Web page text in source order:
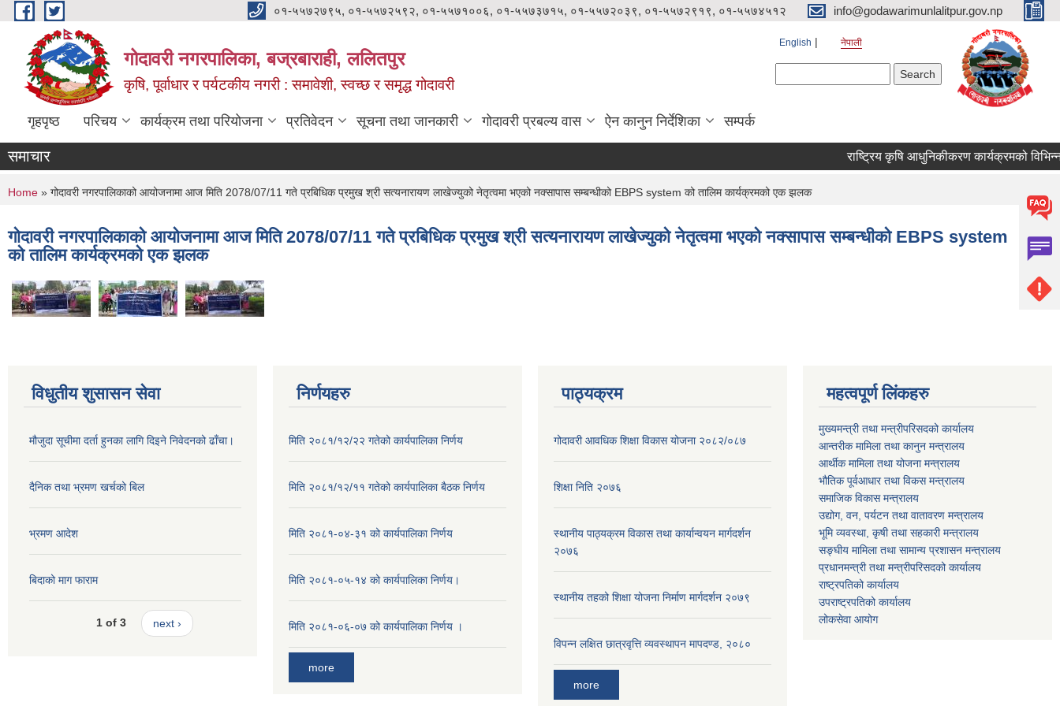
Skip to main content ०१-५५७२७९५, ०१-५५७२५९२, ०१-५५७१००६, ०१-५५७३७१५, ०१-५५७२०३९, ०१-५५७२९१९, ०१-५५७४५१२ info@godawarimunlalitpur.gov.np
गोदावरी नगरपालिका, बज्रबाराही, ललितपुर
कृषि, पूर्वाधार र पर्यटकीय नगरी : समावेशी, स्वच्छ र समृद्ध गोदावरी
English नेपाली
गृहपृष्ठ परिचय कार्यक्रम तथा परियोजना प्रतिवेदन सूचना तथा जानकारी गोदावरी प्रबल्य वास ऐन कानुन निर्देशिका सम्पर्क
समाचार
You are here
Home » गोदावरी नगरपालिकाको आयोजनामा आज मिति 2078/07/11 गते प्रबिधिक प्रमुख श्री सत्यनारायण लाखेज्युको नेतृत्वमा भएको नक्सापास सम्बन्धीको EBPS system को तालिम कार्यक्रमको एक झलक
गोदावरी नगरपालिकाको आयोजनामा आज मिति 2078/07/11 गते प्रबिधिक प्रमुख श्री सत्यनारायण लाखेज्युको नेतृत्वमा भएको नक्सापास सम्बन्धीको EBPS system
को तालिम कार्यक्रमको एक झलक
विधुतीय शुसासन सेवा
मौजुदा सूचीमा दर्ता हुनका लागि दिइने निवेदनको ढाँचा।
दैनिक तथा भ्रमण खर्चको बिल
भ्रमण आदेश
बिदाको माग फाराम
1 of 3 next ›
निर्णयहरु
मिति २०८१/१२/२२ गतेको कार्यपालिका निर्णय
मिति २०८१/१२/११ गतेको कार्यपालिका बैठक निर्णय
मिति २०८१-०४-३१ को कार्यपालिका निर्णय
मिति २०८१-०५-१४ को कार्यपालिका निर्णय।
मिति २०८१-०६-०७ को कार्यपालिका निर्णय ।
more
पाठ्यक्रम
गोदावरी आवधिक शिक्षा विकास योजना २०८२/०८७
शिक्षा निति २०७६
स्थानीय पाठ्यक्रम विकास तथा कार्यान्वयन मार्गदर्शन
२०७६
स्थानीय तहको शिक्षा योजना निर्माण मार्गदर्शन २०७९
विपन्न लक्षित छात्रवृत्ति व्यवस्थापन मापदण्ड, २०८०
more
महत्वपूर्ण लिंकहरु
मुख्यमन्त्री तथा मन्त्रीपरिसदको कार्यालय
आन्तरीक मामिला तथा कानुन मन्त्रालय
आर्थीक मामिला तथा योजना मन्त्रालय
भौतिक पूर्वआधार तथा विकस मन्त्रालय
समाजिक विकास मन्त्रालय
उद्योग, वन, पर्यटन तथा वातावरण मन्त्रालय
भूमि व्यवस्था, कृषी तथा सहकारी मन्त्रालय
सङ्घीय मामिला तथा सामान्य प्रशासन मन्त्रालय
प्रधानमन्त्री तथा मन्त्रीपरिसदको कार्यालय
राष्ट्रपतिको कार्यालय
उपराष्ट्रपतिको कार्यालय
लोकसेवा आयोग